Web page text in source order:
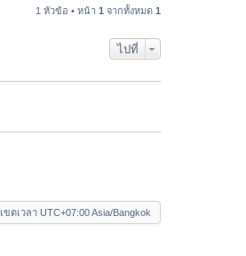
1 หัวข้อ • หน้า 1 จากทั้งหมด 1
ไปที่
เขตเวลา UTC+07:00 Asia/Bangkok